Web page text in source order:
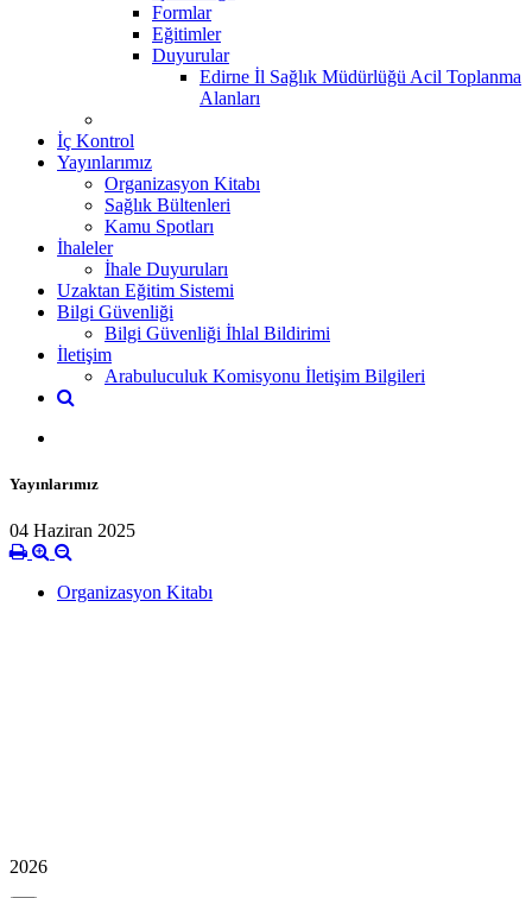
Formlar
Eğitimler
Duyurular
Edirne İl Sağlık Müdürlüğü Acil Toplanma
Alanları
İç Kontrol
Yayınlarımız
Organizasyon Kitabı
Sağlık Bültenleri
Kamu Spotları
İhaleler
İhale Duyuruları
Uzaktan Eğitim Sistemi
Bilgi Güvenliği
Bilgi Güvenliği İhlal Bildirimi
İletişim
Arabuluculuk Komisyonu İletişim Bilgileri
Yayınlarımız
04 Haziran 2025
Organizasyon Kitabı
2026